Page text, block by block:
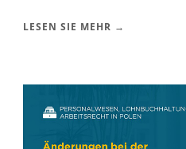
LESEN SIE MEHR →